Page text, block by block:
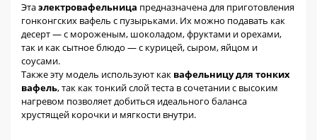
Этаэлектровафельница предназначена для приготовления
гонконгских вафель с пузырьками. Их можно подавать как
десерт — с мороженым, шоколадом, фруктами и орехами,
так и как сытное блюдо — с курицей, сыром, яйцом и
соусами.
Также эту модель используют как вафельницу для тонких
вафель, так как тонкий слой теста в сочетании с высоким
нагревом позволяет добиться идеального баланса
хрустящей корочки и мягкости внутри.